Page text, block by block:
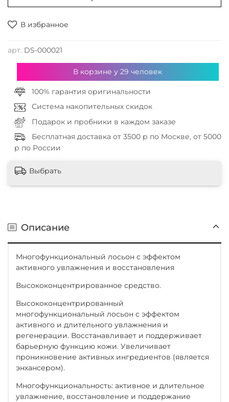
В избранное
арт. DS-000021
В корзине у29 человек
100% гарантия оригинальности
Система накопительных скидок
Подарок и пробники в каждом заказе
Бесплатная доставка от 3500 р по Москве, от 5000
р по России
Выбрать
Описание
Многофункциональный лосьон с эффектом
активного увлажнения и восстановления
Высококонцентрированное средство.
Высококонцентрированный
многофункциональный лосьон с эффектом
активного и длительного увлажнения и
регенерации. Восстанавливает и поддерживает
барьерную функцию кожи. Увеличивает
проникновение активных ингредиентов (является
энхансером).
Многофункциональность: активное и длительное
увлажнение, восстановление и поддержание